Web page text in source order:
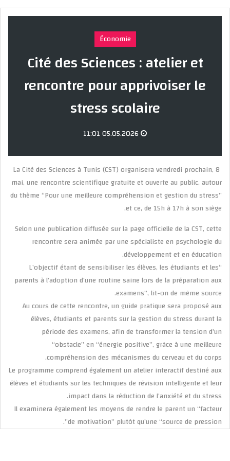
Économie
Cité des Sciences : atelier et
rencontre pour apprivoiser le
stress scolaire
La Cité des Sciences à Tunis (CST) organisera vendredi prochain, 8
mai, une rencontre scientifique gratuite et ouverte au public, autour
du thème “Pour une meilleure compréhension et gestion du stress”
et ce, de 15h à 17h à son siège.
Selon une publication diffusée sur la page officielle de la CST, cette
rencontre sera animée par une spécialiste en psychologie du
développement et en éducation.
“L’objectif étant de sensibiliser les élèves, les étudiants et les
parents à l’adoption d’une routine saine lors de la préparation aux
examens”, lit-on de même source.
Au cours de cette rencontre, un guide pratique sera proposé aux
élèves, étudiants et parents sur la gestion du stress durant la
période des examens, afin de transformer la tension d’un
“obstacle” en “énergie positive”, grâce à une meilleure
compréhension des mécanismes du cerveau et du corps.
Le programme comprend également un atelier interactif destiné aux
élèves et étudiants sur les techniques de révision intelligente et leur
impact dans la réduction de l’anxiété et du stress.
Il examinera également les moyens de rendre le parent un “facteur
de motivation” plutôt qu’une “source de pression”.